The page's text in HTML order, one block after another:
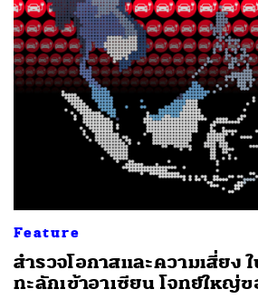
Feature
สำรวจโอกาสและความเสี่ยง
ทะลักเข้าอาเซียน โจทย์ใหญ่ข